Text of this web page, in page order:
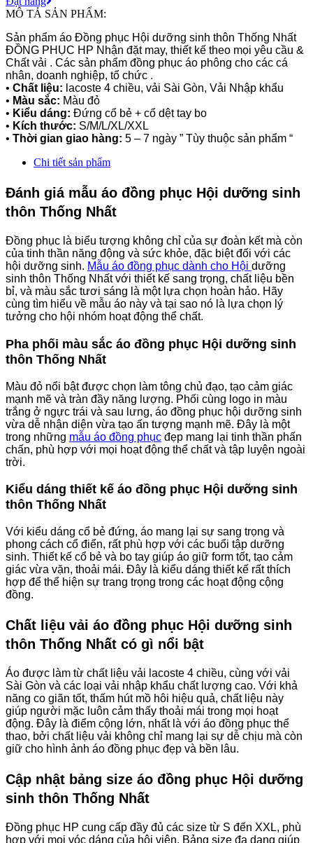
MÔ TẢ SẢN PHẨM:
Sản phẩm áo Đồng phục Hội dưỡng sinh thôn Thống Nhất
ĐỒNG PHỤC HP Nhận đặt may, thiết kế theo mọi yêu cầu &
Chất vải . Các sản phẩm đồng phục áo phông cho các cá
nhân, doanh nghiệp, tổ chức .
• Chất liệu: lacoste 4 chiều, vải Sài Gòn, Vải Nhập khẩu
• Màu sắc: Màu đỏ
• Kiểu dáng: Đứng cổ bẻ + cổ dệt tay bo
• Kích thước: S/M/L/XL/XXL
• Thời gian giao hàng: 5 – 7 ngày ” Tùy thuộc sản phẩm “
Chi tiết sản phẩm
Đánh giá mẫu áo đồng phục Hội dưỡng sinh
thôn Thống Nhất
Đồng phục là biểu tượng không chỉ của sự đoàn kết mà còn
của tinh thần năng động và sức khỏe, đặc biệt đối với các
hội dưỡng sinh. Mẫu áo đồng phục dành cho Hội dưỡng
sinh thôn Thống Nhất với thiết kế sang trọng, chất liệu bền
bỉ, và màu sắc tươi sáng là một lựa chọn hoàn hảo. Hãy
cùng tìm hiểu về mẫu áo này và tại sao nó là lựa chọn lý
tưởng cho hội nhóm hoạt động thể chất.
Pha phối màu sắc áo đồng phục Hội dưỡng sinh
thôn Thống Nhất
Màu đỏ nổi bật được chọn làm tông chủ đạo, tạo cảm giác
mạnh mẽ và tràn đầy năng lượng. Phối cùng logo in màu
trắng ở ngực trái và sau lưng, áo đồng phục hội dưỡng sinh
vừa dễ nhận diện vừa tạo ấn tượng mạnh mẽ. Đây là một
trong những mẫu áo đồng phục đẹp mang lại tinh thần phấn
chấn, phù hợp với mọi hoạt động thể chất và tập luyện ngoài
trời.
Kiểu dáng thiết kế áo đồng phục Hội dưỡng sinh
thôn Thống Nhất
Với kiểu dáng cổ bẻ đứng, áo mang lại sự sang trọng và
phong cách cổ điển, rất phù hợp với các buổi tập dưỡng
sinh. Thiết kế cổ bẻ và bo tay giúp áo giữ form tốt, tạo cảm
giác vừa vặn, thoải mái. Đây là kiểu dáng thiết kế rất thích
hợp để thể hiện sự trang trọng trong các hoạt động cộng
đồng.
Chất liệu vải áo đồng phục Hội dưỡng sinh
thôn Thống Nhất có gì nổi bật
Áo được làm từ chất liệu vải lacoste 4 chiều, cùng với vải
Sài Gòn và các loại vải nhập khẩu chất lượng cao. Với khả
năng co giãn tốt, thấm hút mồ hôi hiệu quả, chất liệu này
giúp người mặc luôn cảm thấy thoải mái trong mọi hoạt
động. Đây là điểm cộng lớn, nhất là với áo đồng phục thể
thao, bởi chất liệu vải không chỉ mang lại sự dễ chịu mà còn
giữ cho hình ảnh áo đồng phục đẹp và bền lâu.
Cập nhật bảng size áo đồng phục Hội dưỡng
sinh thôn Thống Nhất
Đồng phục HP cung cấp đầy đủ các size từ S đến XXL, phù
hợp với mọi vóc dáng của hội viên. Bảng size đa dạng giúp